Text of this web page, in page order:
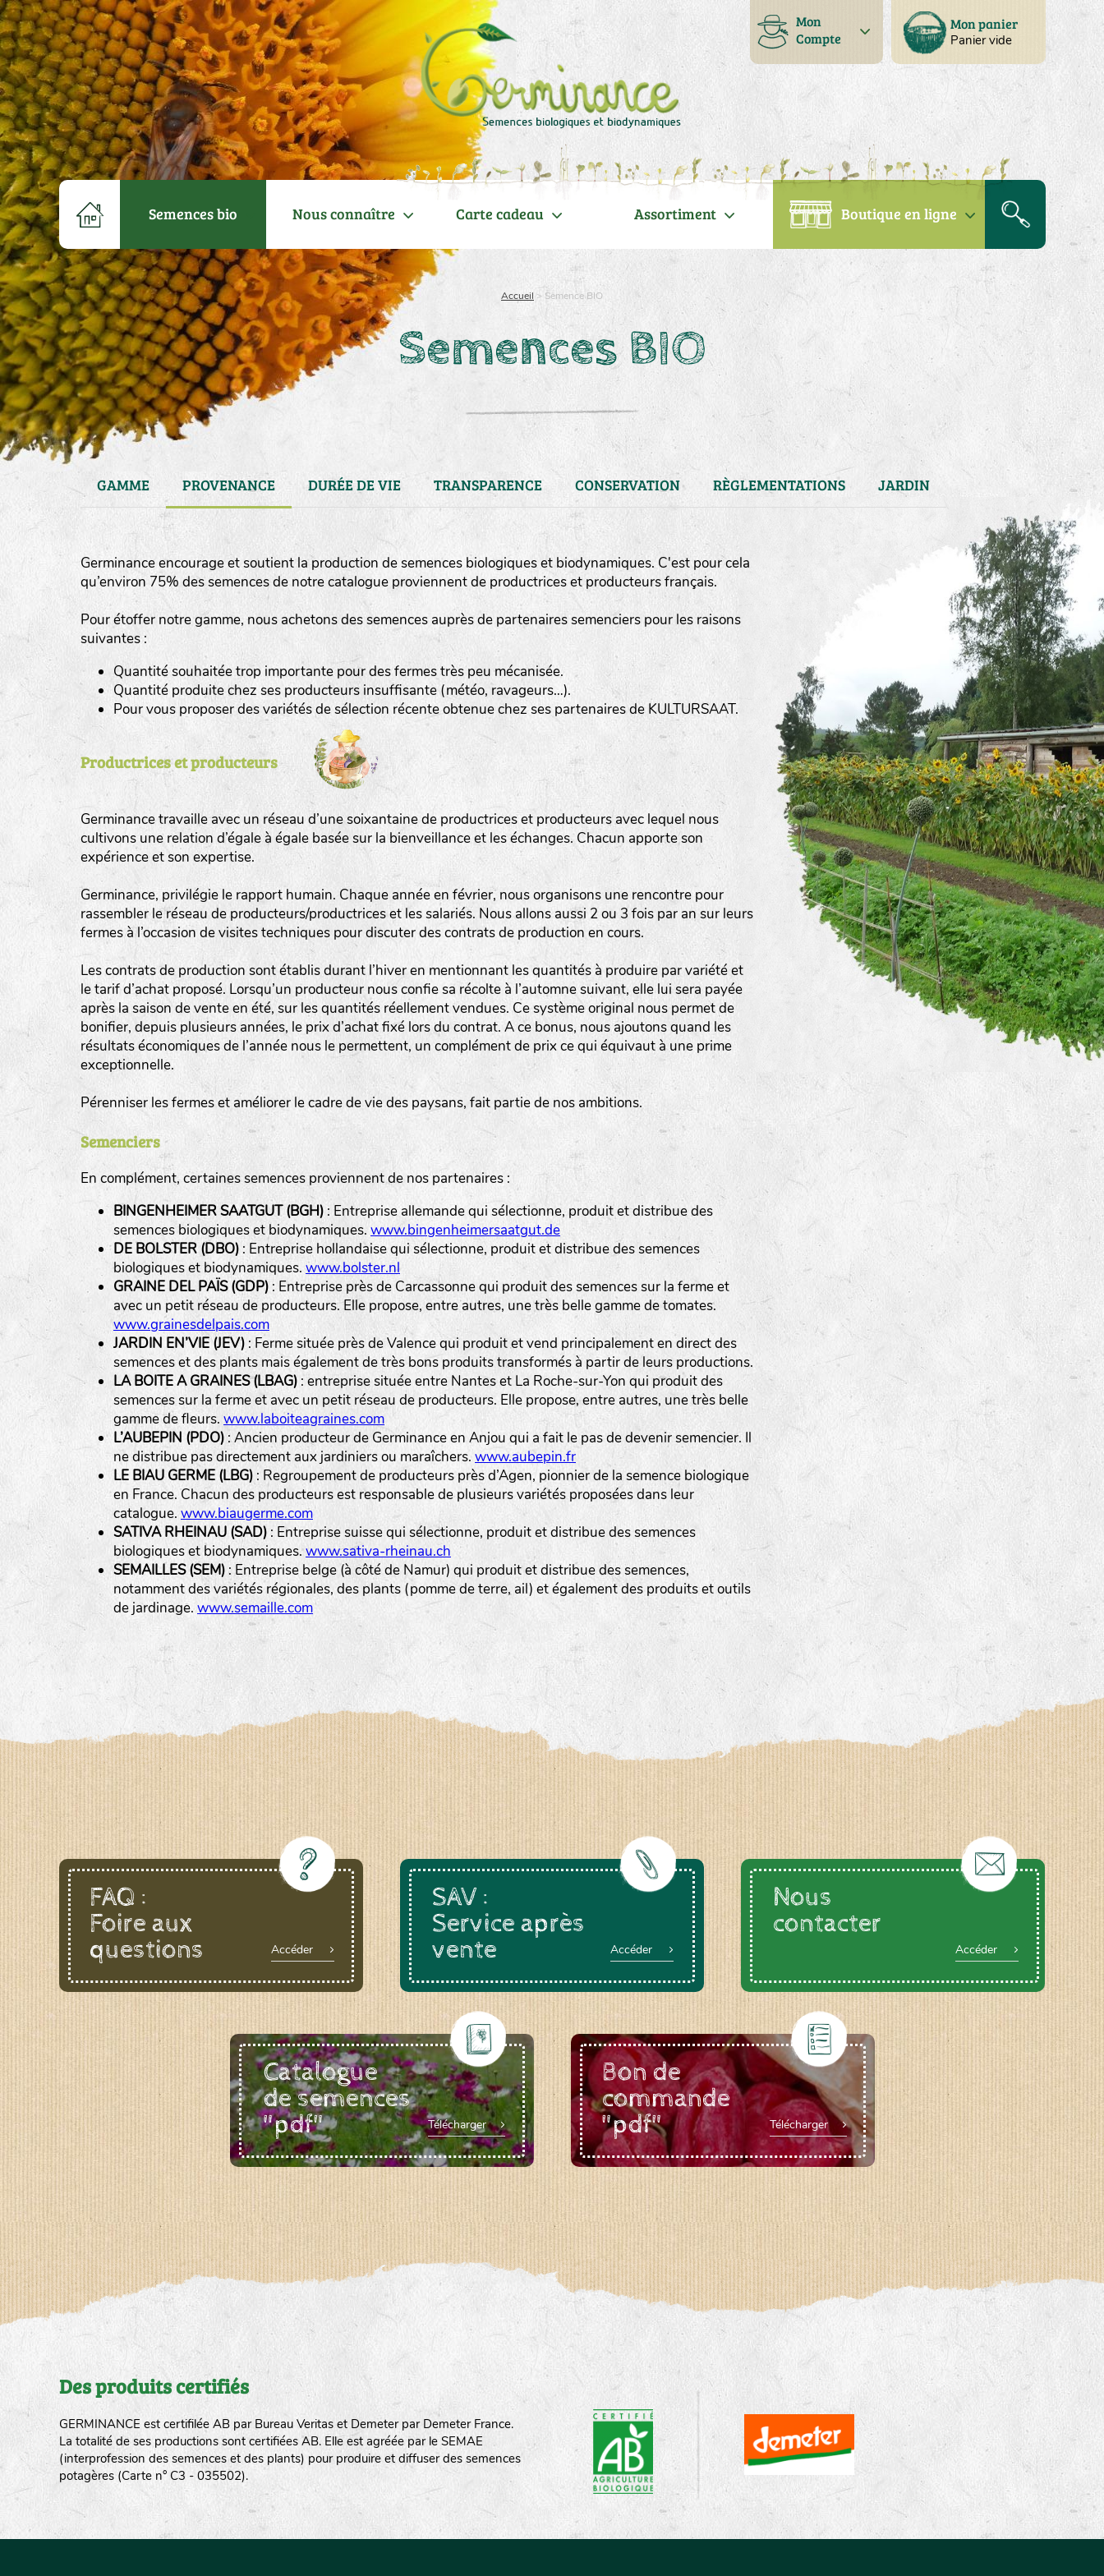
Mon panier
Panier vide
Mon
Compte
Semences bio Nous connaître Carte cadeau Assortiment Boutique en ligne
Accueil > Semence BIO
Semences BIO
GAMME PROVENANCE DURÉE DE VIE TRANSPARENCE CONSERVATION RÈGLEMENTATIONS JARDIN
Germinance encourage et soutient la production de semences biologiques et biodynamiques. C'est pour cela
qu’environ 75% des semences de notre catalogue proviennent de productrices et producteurs français.
Pour étoffer notre gamme, nous achetons des semences auprès de partenaires semenciers pour les raisons
suivantes :
Quantité souhaitée trop importante pour des fermes très peu mécanisée.
Quantité produite chez ses producteurs insuffisante (météo, ravageurs…).
Pour vous proposer des variétés de sélection récente obtenue chez ses partenaires de KULTURSAAT.
Productrices et producteurs
Germinance travaille avec un réseau d’une soixantaine de productrices et producteurs avec lequel nous
cultivons une relation d’égale à égale basée sur la bienveillance et les échanges. Chacun apporte son
expérience et son expertise.
Germinance, privilégie le rapport humain. Chaque année en février, nous organisons une rencontre pour
rassembler le réseau de producteurs/productrices et les salariés. Nous allons aussi 2 ou 3 fois par an sur leurs
fermes à l’occasion de visites techniques pour discuter des contrats de production en cours.
Les contrats de production sont établis durant l’hiver en mentionnant les quantités à produire par variété et
le tarif d’achat proposé. Lorsqu’un producteur nous confie sa récolte à l’automne suivant, elle lui sera payée
après la saison de vente en été, sur les quantités réellement vendues. Ce système original nous permet de
bonifier, depuis plusieurs années, le prix d’achat fixé lors du contrat. A ce bonus, nous ajoutons quand les
résultats économiques de l’année nous le permettent, un complément de prix ce qui équivaut à une prime
exceptionnelle.
Pérenniser les fermes et améliorer le cadre de vie des paysans, fait partie de nos ambitions.
Semenciers
En complément, certaines semences proviennent de nos partenaires :
BINGENHEIMER SAATGUT (BGH) : Entreprise allemande qui sélectionne, produit et distribue des
semences biologiques et biodynamiques. www.bingenheimersaatgut.de
DE BOLSTER (DBO) : Entreprise hollandaise qui sélectionne, produit et distribue des semences
biologiques et biodynamiques. www.bolster.nl
GRAINE DEL PAÏS (GDP) : Entreprise près de Carcassonne qui produit des semences sur la ferme et
avec un petit réseau de producteurs. Elle propose, entre autres, une très belle gamme de tomates.
www.grainesdelpais.com
JARDIN EN’VIE (JEV) : Ferme située près de Valence qui produit et vend principalement en direct des
semences et des plants mais également de très bons produits transformés à partir de leurs productions.
LA BOITE A GRAINES (LBAG) : entreprise située entre Nantes et La Roche-sur-Yon qui produit des
semences sur la ferme et avec un petit réseau de producteurs. Elle propose, entre autres, une très belle
gamme de fleurs. www.laboiteagraines.com
L’AUBEPIN (PDO) : Ancien producteur de Germinance en Anjou qui a fait le pas de devenir semencier. Il
ne distribue pas directement aux jardiniers ou maraîchers. www.aubepin.fr
LE BIAU GERME (LBG) : Regroupement de producteurs près d’Agen, pionnier de la semence biologique
en France. Chacun des producteurs est responsable de plusieurs variétés proposées dans leur
catalogue. www.biaugerme.com
SATIVA RHEINAU (SAD) : Entreprise suisse qui sélectionne, produit et distribue des semences
biologiques et biodynamiques.www.sativa-rheinau.ch
SEMAILLES (SEM): Entreprise belge (à côté de Namur) qui produit et distribue des semences,
notamment des variétés régionales, des plants (pomme de terre, ail) et également des produits et outils
de jardinage. www.semaille.com
LA RÉFÉRENCE :FBEL20BPA1A (en haut à gauche)
F : Fleurs.
Les autres catégories étant :
E
: Engrais vert
: Légumes
A: Aromatiques
BEL : Code de la variété
(Ici Belle de nuit)
20 : Année de récolte(ici 2020)
BPA : Initiales du producteur ou du fournisseur de la
semence.
1 : Numéro d’ordre du lot
A : Sans calibre.
: Gros
: Moyen calibre
P: Petit calibre
zone sauvage
mare
tas de compost
fleurs
animaux domestiques
animaux sauvages
biodiversité cultivée
Légumes feuilles
Légumes racines
Plantes aromatiques
FAQ :
Foire aux
questions
Accéder
SAV :
Service après
vente
Accéder
Nous
contacter
Accéder
Catalogue
de semences
"pdf"
Télécharger
Bon de
commande
"pdf"
Télécharger
Des produits certifiés
GERMINANCE est certifilée AB par Bureau Veritas et Demeter par Demeter France.
La totalité de ses productions sont certifiées AB. Elle est agréée par le SEMAE
(interprofession des semences et des plants) pour produire et diffuser des semences
potagères (Carte n° C3 - 035502).